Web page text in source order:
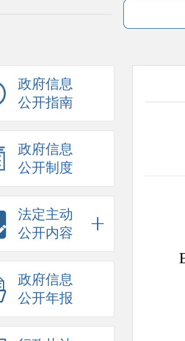
政府信息
公开指南
政府信息
公开制度
法定主动
公开内容
政府信息
公开年报